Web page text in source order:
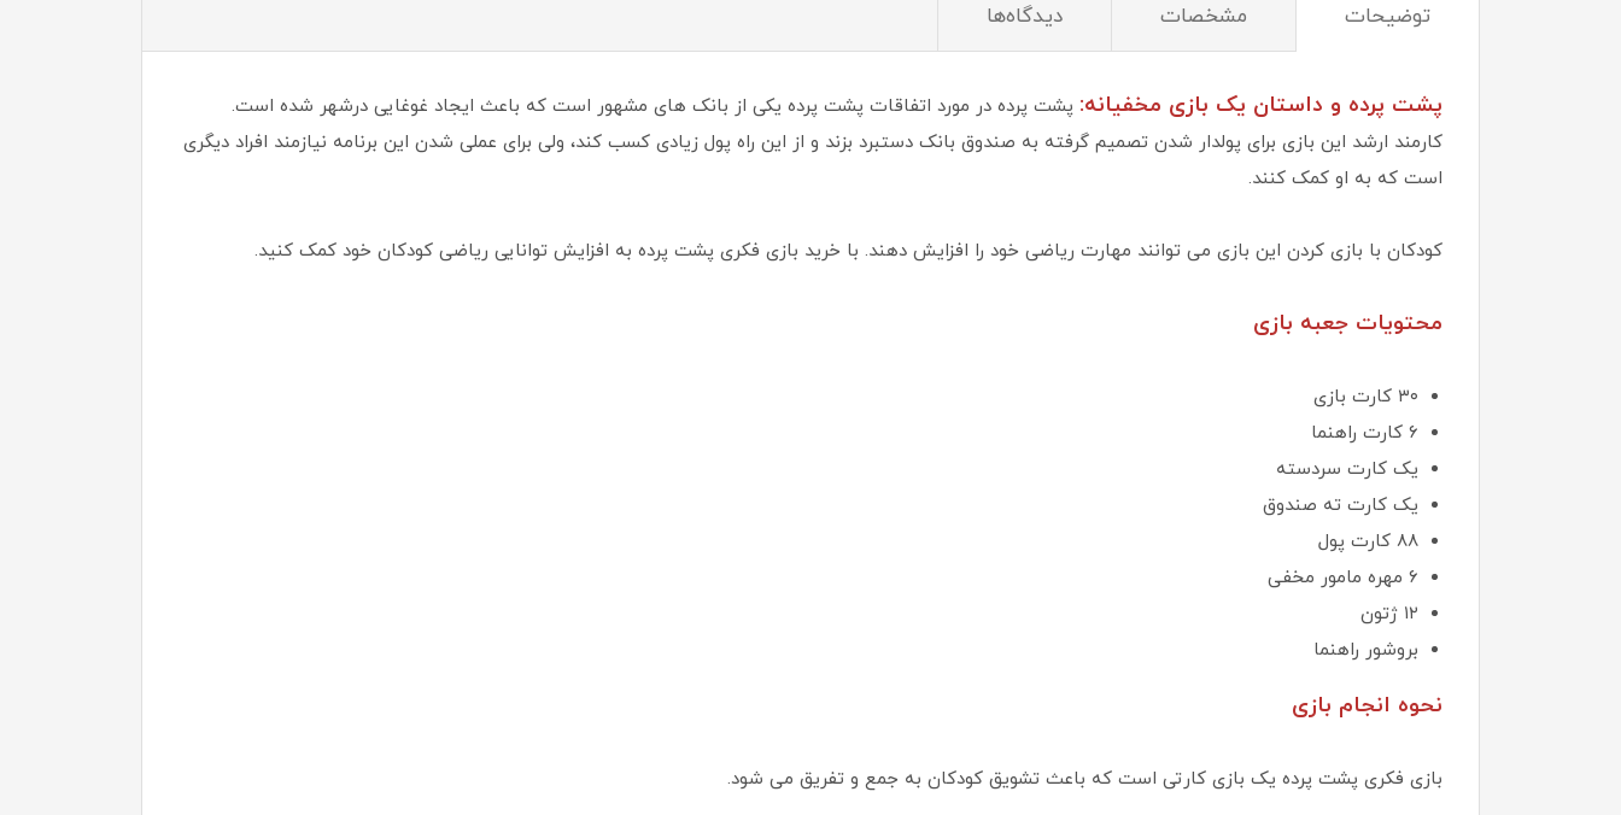
توضیحات مشخصات دیدگاه‌ها
پشت پرده و داستان یک بازی مخفیانه: پشت پرده در مورد اتفاقات پشت پرده یکی از بانک های مشهور است که باعث ایجاد غوغایی درشهر شده است.
کارمند ارشد این بازی برای پولدار شدن تصمیم گرفته به صندوق بانک دستبرد بزند و از این راه پول زیادی کسب کند، ولی برای عملی شدن این برنامه نیازمند افراد دیگری
است که به او کمک کنند.
کودکان با بازی کردن این بازی می توانند مهارت ریاضی خود را افزایش دهند. با خرید بازی فکری پشت پرده به افزایش توانایی ریاضی کودکان خود کمک کنید.
محتویات جعبه بازی
۳۰ کارت بازی
۶ کارت راهنما
یک کارت سردسته
یک کارت ته صندوق
۸۸ کارت پول
۶ مهره مامور مخفی
۱۲ ژتون
بروشور راهنما
نحوه انجام بازی
بازی فکری پشت پرده یک بازی کارتی است که باعث تشویق کودکان به جمع و تفریق می شود.